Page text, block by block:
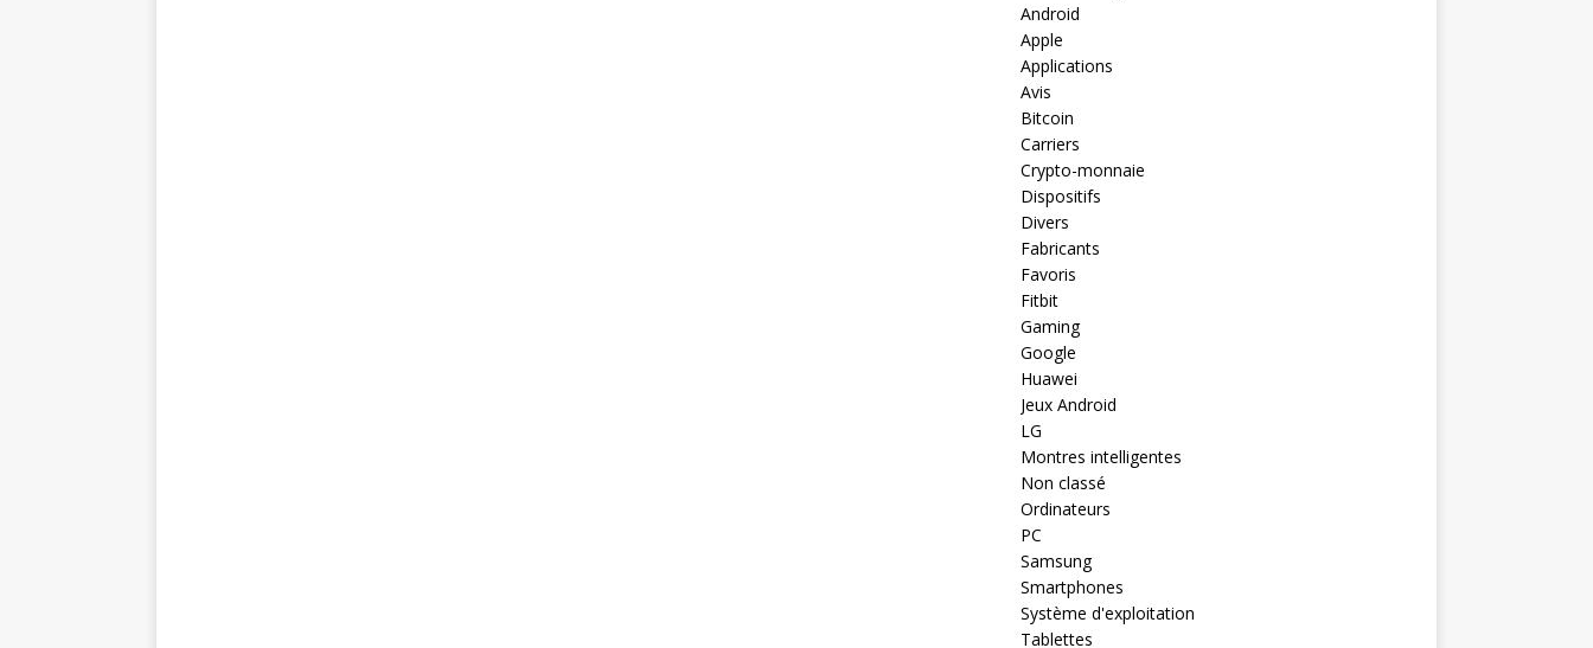
Android
Apple
Applications
Avis
Bitcoin
Carriers
Crypto-monnaie
Dispositifs
Divers
Fabricants
Favoris
Fitbit
Gaming
Google
Huawei
Jeux Android
LG
Montres intelligentes
Non classé
Ordinateurs
PC
Samsung
Smartphones
Système d'exploitation
Tablettes